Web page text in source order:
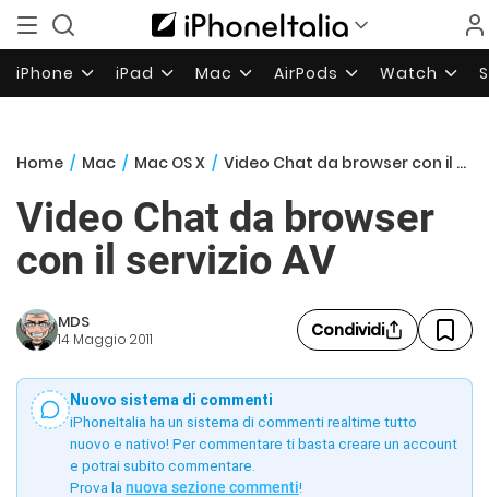
iPhone iPad Mac AirPods Watch
Home / Mac / Mac OS X / Video Chat da browser con il servizio AV
Video Chat da browser
con il servizio AV
MDS
14 Maggio 2011 Condividi
Nuovo sistema di commenti
iPhoneItalia ha un sistema di commenti realtime tutto
nuovo e nativo! Per commentare ti basta creare un account
e potrai subito commentare.
Prova la nuova sezione commenti!